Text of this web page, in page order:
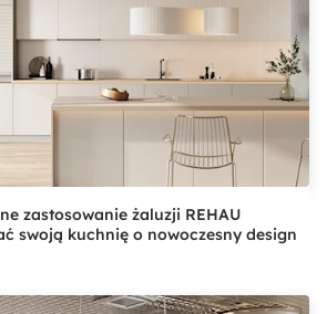
zastosowanie żaluzji REHAU
swoją kuchnię o nowoczesny design